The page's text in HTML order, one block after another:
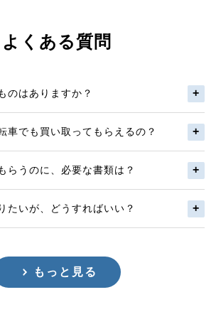
よくある質問
のはありますか？
車でも買い取ってもらえるの？
らうのに、必要な書類は？
たいが、どうすればいい？
もっと見る